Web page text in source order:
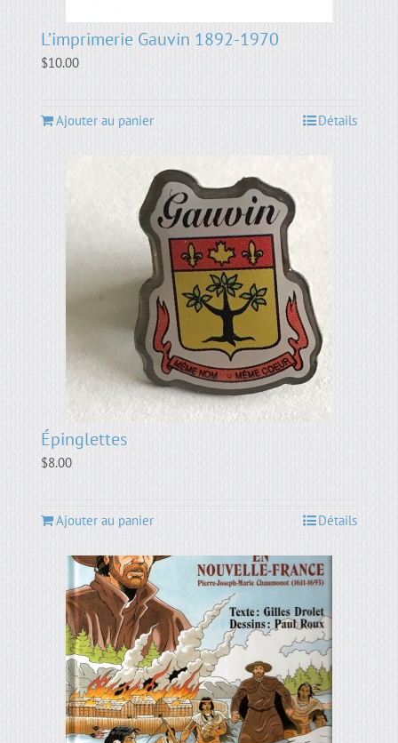
L’imprimerie Gauvin 1892-1970
$10.00
Ajouter au panier Détails
Épinglettes
$8.00
Ajouter au panier Détails